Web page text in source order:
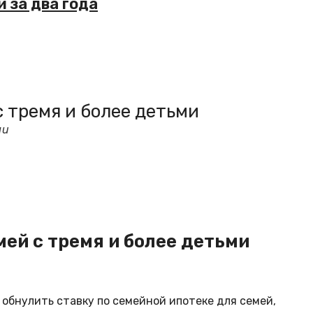
за два года
и более детьми
с тремя и более детьми
ставку по семейной ипотеке для семей,